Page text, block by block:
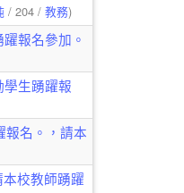
/ 204 / 教務)
報名參加。
生踴躍報
名。，請本
校教師踴躍